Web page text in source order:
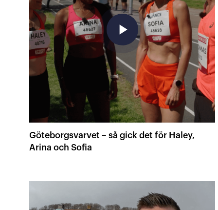
play_arrow
Göteborgsvarvet – så gick det för Haley,
Arina och Sofia